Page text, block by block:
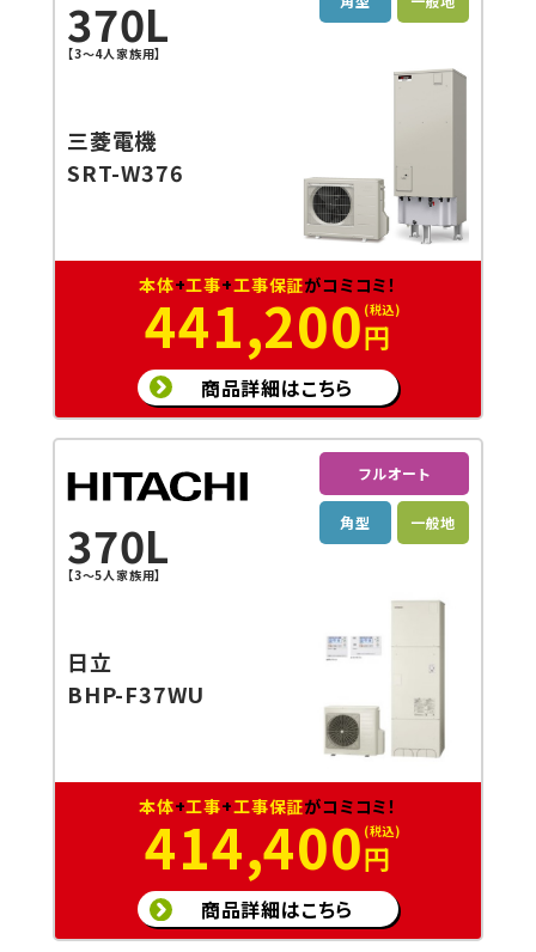
370L
【3～4人家族用】
三菱電機
SRT-W376
本体+工事+工事保証がコミコミ！
441,200円
商品詳細はこちら
370L
【3～5人家族用】
フルオート
角型 一般地
日立
BHP-F37WU
本体+工事+工事保証がコミコミ！
414,400円
商品詳細はこちら